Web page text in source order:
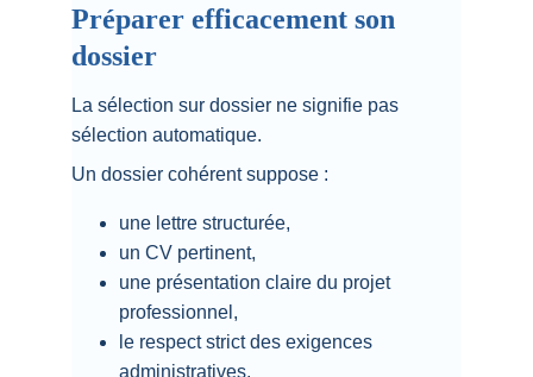
Préparer efficacement son
dossier
La sélection sur dossier ne signifie pas
sélection automatique.
Un dossier cohérent suppose :
une lettre structurée,
un CV pertinent,
une présentation claire du projet
professionnel,
le respect strict des exigences
administratives.